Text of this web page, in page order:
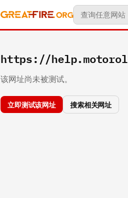
https://
该网址尚未被测试。
立即测试该网址 搜索相关网址